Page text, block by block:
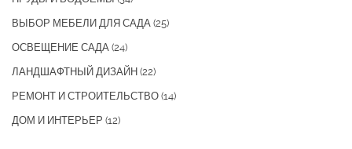
ВЫБОР МЕБЕЛИ ДЛЯ САДА (25)
ОСВЕЩЕНИЕ САДА (24)
ЛАНДШАФТНЫЙ ДИЗАЙН (22)
РЕМОНТ И СТРОИТЕЛЬСТВО (14)
ДОМ И ИНТЕРЬЕР (12)